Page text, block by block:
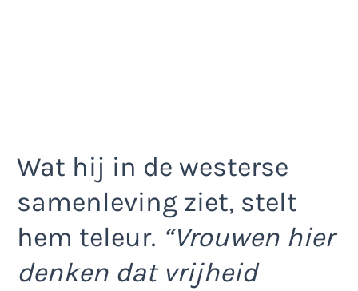
Wat hij in de westerse
samenleving ziet, stelt
hem teleur. “Vrouwen hier
denken dat vrijheid